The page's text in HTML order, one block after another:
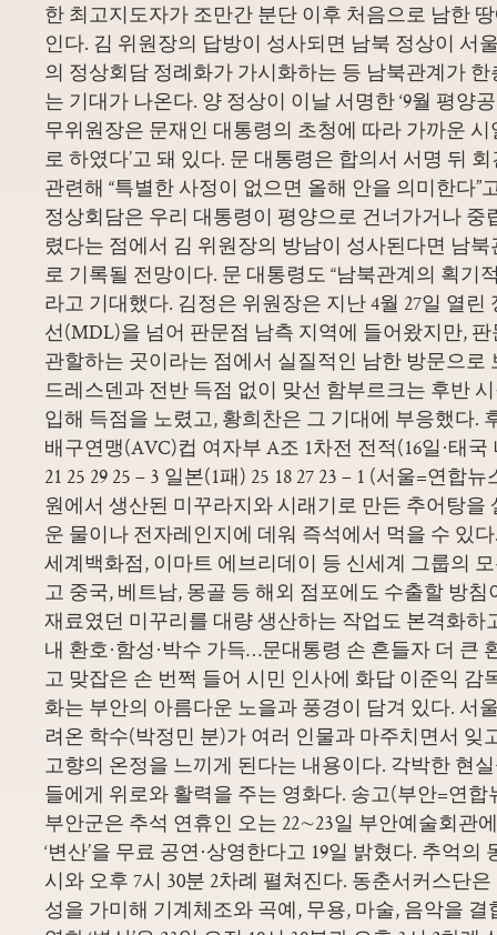
한 최고지도자가 조만간 분단 이후 처음으로 남한
인다. 김 위원장의 답방이 성사되면 남북 정상이 서
의 정상회담 정례화가 가시화하는 등 남북관계가
는 기대가 나온다. 양 정상이 이날 서명한 ‘9월 평양
무위원장은 문재인 대통령의 초청에 따라 가까운
로 하였다’고 돼 있다. 문 대통령은 합의서 서명 뒤 회
관련해 “특별한 사정이 없으면 올해 안을 의미한다”
정상회담은 우리 대통령이 평양으로 건너가거나 중
렸다는 점에서 김 위원장의 방남이 성사된다면 남
로 기록될 전망이다. 문 대통령도 “남북관계의 획기
라고 기대했다. 김정은 위원장은 지난 4월 27일 열
선(MDL)을 넘어 판문점 남측 지역에 들어왔지만,
관할하는 곳이라는 점에서 실질적인 남한 방문으로
드레스덴과 전반 득점 없이 맞선 함부르크는 후반
입해 득점을 노렸고, 황희찬은 그 기대에 부응했다.
배구연맹(AVC)컵 여자부 A조 1차전 전적(16일·태
21 25 29 25 – 3 일본(1패) 25 18 27 23 – 1 (서울=연합
원에서 생산된 미꾸라지와 시래기로 만든 추어탕을
운 물이나 전자레인지에 데워 즉석에서 먹을 수 있
세계백화점, 이마트 에브리데이 등 신세계 그룹의
고 중국, 베트남, 몽골 등 해외 점포에도 수출할 방
재료였던 미꾸리를 대량 생산하는 작업도 본격화하
내 환호·함성·박수 가득…문대통령 손 흔들자 더 큰
고 맞잡은 손 번쩍 들어 시민 인사에 화답 이준익 감
화는 부안의 아름다운 노을과 풍경이 담겨 있다. 서
려온 학수(박정민 분)가 여러 인물과 마주치면서 잊
고향의 온정을 느끼게 된다는 내용이다. 각박한 현
들에게 위로와 활력을 주는 영화다. 송고(부안=연합
부안군은 추석 연휴인 오는 22∼23일 부안예술회관
‘변산’을 무료 공연·상영한다고 19일 밝혔다. 추억의
시와 오후 7시 30분 2차례 펼쳐진다. 동춘서커스단
성을 가미해 기계체조와 곡예, 무용, 마술, 음악을